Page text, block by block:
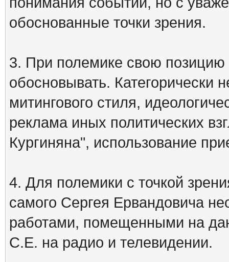
обоснованные точки зрения.
3. При полемике свою
обосновывать. Категорически
митингового стиля,
реклама иных политических
Кургиняна", использование
4. Для полемики с точкой
самого Сергея Ервандовича
работами, помещенными на
С.Е. на радио и телевидении.